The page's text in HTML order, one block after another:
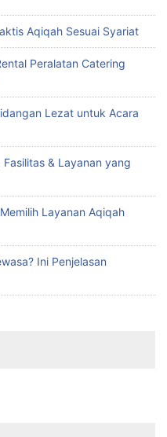
Aqiqah Sesuai Syariat
Peralatan Catering
Lezat untuk Acara
& Layanan yang
Layanan Aqiqah
Ini Penjelasan